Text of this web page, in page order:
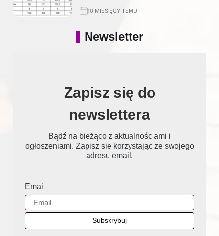
10 MIESIĘCY TEMU
Newsletter
Zapisz się do
newslettera
Bądź na bieżąco z aktualnościami i
ogłoszeniami. Zapisz się korzystając ze swojego
adresu email.
Email